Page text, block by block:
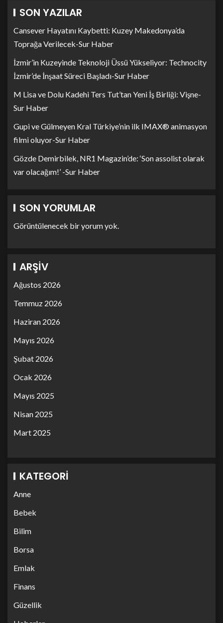
SON YAZILAR
Cansever Hayatını Kaybetti: Kuzey Makedonya’da
Toprağa Verilecek-Sur Haber
İzmir’in Kuzeyinde Teknoloji Üssü Yükseliyor: Technocity
İzmir’de İnşaat Süreci Başladı-Sur Haber
M Lisa ve Dolu Kadehi Ters Tut’tan Yeni İş Birliği: Vişne-
Sur Haber
Gupi ve Gülmeyen Kral Türkiye’nin ilk IMAX® animasyon
filmi oluyor-Sur Haber
Gözde Demirbilek, NR1 Magazin’de: ‘Son assolist olarak
var olacağım!’ -Sur Haber
SON YORUMLAR
Görüntülenecek bir yorum yok.
ARŞIV
Ağustos 2026
Temmuz 2026
Haziran 2026
Mayıs 2026
Şubat 2026
Ocak 2026
Mayıs 2025
Nisan 2025
Mart 2025
KATEGORI
Anne
Bebek
Bilim
Borsa
Emlak
Finans
Güzellik